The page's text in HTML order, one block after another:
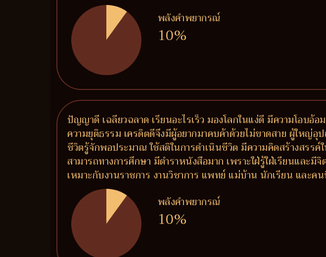
พลังคำพยากรณ์
10%
ปัญญาดี เฉลียวฉลาด เรียนอะไรเร็ว มองโลกในแง่ดี มีความโอบ
ความยุติธรรม เครดิตดีจึงมีผู้อยากมาคบค้าด้วยไม่ขาดสาย ผู้ใหญ่
ชีวิตรู้จักพอประมาณ ใช้สติในการดำเนินชีวิต มีความคิดสร้างสรรค์
สามารถทางการศึกษา มีตำราหนังสือมาก เพราะใฝ่รู้ใฝ่เรียนแล
เหมาะกับงานราชการ งานวิชาการ แพทย์ แม่บ้าน นักเรียน และคน
พลังคำพยากรณ์
10%